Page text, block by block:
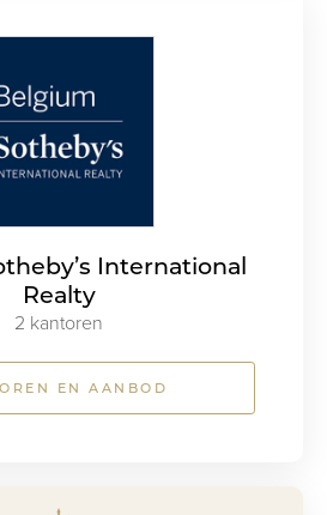
International
Realty
2 kantoren
EN AANBOD